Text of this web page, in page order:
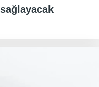
sağlayacak